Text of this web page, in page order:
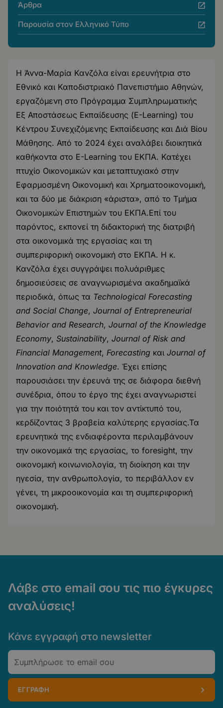
Άρθρα
Παρουσία στον Ελληνικό Τύπο
Η Άννα-Μαρία Κανζόλα είναι ερευνήτρια στο
Εθνικό και Καποδιστριακό Πανεπιστήμιο Αθηνών,
εργαζόμενη στο Πρόγραμμα Συμπληρωματικής
Εξ Αποστάσεως Εκπαίδευσης (E-Learning) του
Κέντρου Συνεχιζόμενης Εκπαίδευσης και Διά Βίου
Μάθησης. Από το 2024 έχει αναλάβει διοικητικά
καθήκοντα στο E-Learning του ΕΚΠΑ. Κατέχει
πτυχίο Οικονομικών και μεταπτυχιακό στην
Εφαρμοσμένη Οικονομική και Χρηματοοικονομική,
και τα δύο με διάκριση «άριστα», από το Τμήμα
Οικονομικών Επιστημών του ΕΚΠΑ.Επί του
παρόντος, εκπονεί τη διδακτορική της διατριβή
στα οικονομικά της εργασίας και τη
συμπεριφορική οικονομική στο ΕΚΠΑ. Η κ.
Κανζόλα έχει συγγράψει πολυάριθμες
δημοσιεύσεις σε αναγνωρισμένα ακαδημαϊκά
περιοδικά, όπως τα Technological Forecasting
and Social Change, Journal of Entrepreneurial
Behavior and Research, Journal of the Knowledge
Economy, Sustainability, Journal of Risk and
Financial Management, Forecasting και Journal of
Innovation and Knowledge. Έχει επίσης
παρουσιάσει την έρευνά της σε διάφορα διεθνή
συνέδρια, όπου το έργο της έχει αναγνωριστεί
για την ποιότητά του και τον αντίκτυπό του,
κερδίζοντας 3 βραβεία καλύτερης εργασίας.Τα
ερευνητικά της ενδιαφέροντα περιλαμβάνουν
την οικονομικά της εργασίας, το foresight, την
οικονομική κοινωνιολογία, τη διοίκηση και την
ηγεσία, την ανθρωπολογία, το περιβάλλον εν
γένει, τη μικροοικονομία και τη συμπεριφορική
οικονομική.
Λάβε στο email σου τις πιο έγκυρες
αναλύσεις!
Κάνε εγγραφή στο newsletter
Email
ΕΓΓΡΑΦΗ